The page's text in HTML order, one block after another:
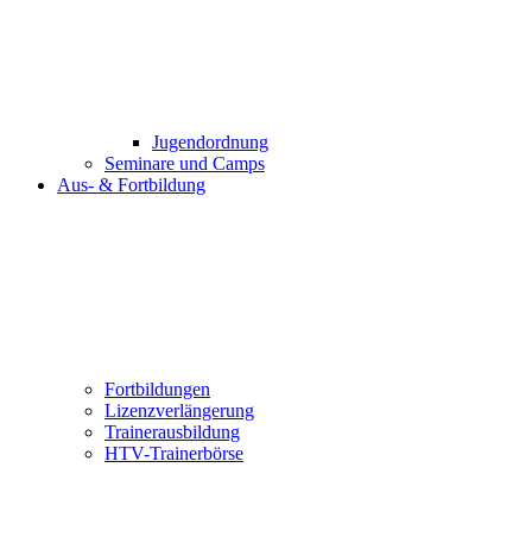
Jugendordnung
Seminare und Camps
Aus- & Fortbildung
Fortbildungen
Lizenzverlängerung
Trainerausbildung
HTV-Trainerbörse